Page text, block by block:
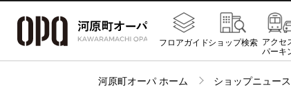
フロアガイドショップ検索 アクセ
パーキ
河原町オーパ ホーム ショップニュース